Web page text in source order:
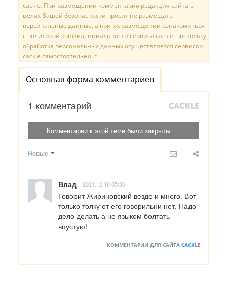
cackle. При размещении комментария редакция сайта в
целях Вашей безопасности просит не размещать
персональные данные, а при их размещении ознакомиться
с политикой конфиденциальности сервиса cackle, поскольку
обработка персональных данных осуществляется сервисом
cackle самостоятельно. *
Основная форма комментариев
1 комментарий
Комментарии к этой теме были закрыты
Новые
Влад 2021.12.18 05:30
Говорит Жириновский везде и много. Вот
только толку от его говорильни нет. Надо
дело делать а не языком болтать
впустую!
КОММЕНТАРИИ ДЛЯ САЙТА CACKLE